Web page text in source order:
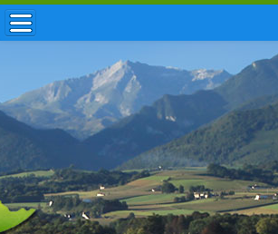
ACCUEIL / INFOS
MUNICIPALITÉ
VIE LOCALE
ENFANCE
TOURISME